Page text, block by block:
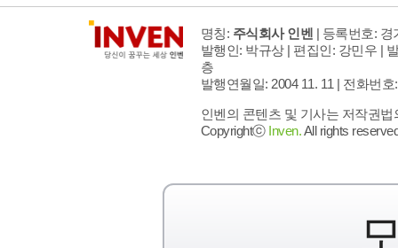
명칭: 주식회사 인벤 | 등록번호: 경
발행인: 박규상 | 편집인: 강민우 |
층
발행연월일: 2004 11. 11 | 전화번호
인벤의 콘텐츠 및 기사는 저작권
Copyrightⓒ Inven.All rights